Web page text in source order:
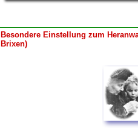
Besondere Einstellung zum
Brixen)